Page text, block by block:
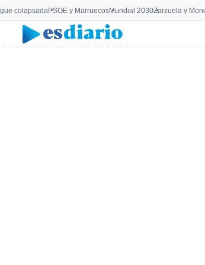
colapsadaPSOE y MarruecosMundial 2030Zarzuela y